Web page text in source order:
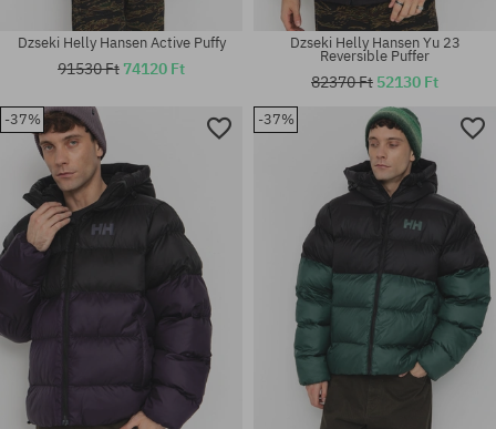
Dzseki Helly Hansen Active Puffy
91530 Ft 74120 Ft
Dzseki Helly Hansen Yu 23
Reversible Puffer
82370 Ft 52130 Ft
-37% -37%